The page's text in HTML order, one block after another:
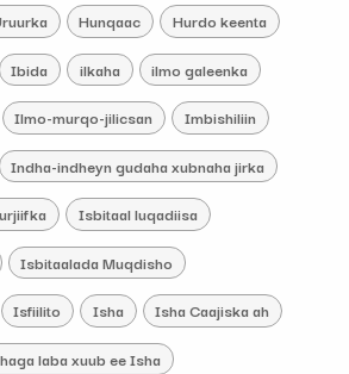
Hunqaac Hurdo keenta
Ibida ilkaha ilmo galeenka
Ilmo-murqo-jilicsan Imbishiliin
Indha-indheyn gudaha xubnaha jirka
Isbitaal luqadiisa
Isbitaalada Muqdisho
Isfiilito Isha Isha Caajiska ah
laba xuub ee Isha